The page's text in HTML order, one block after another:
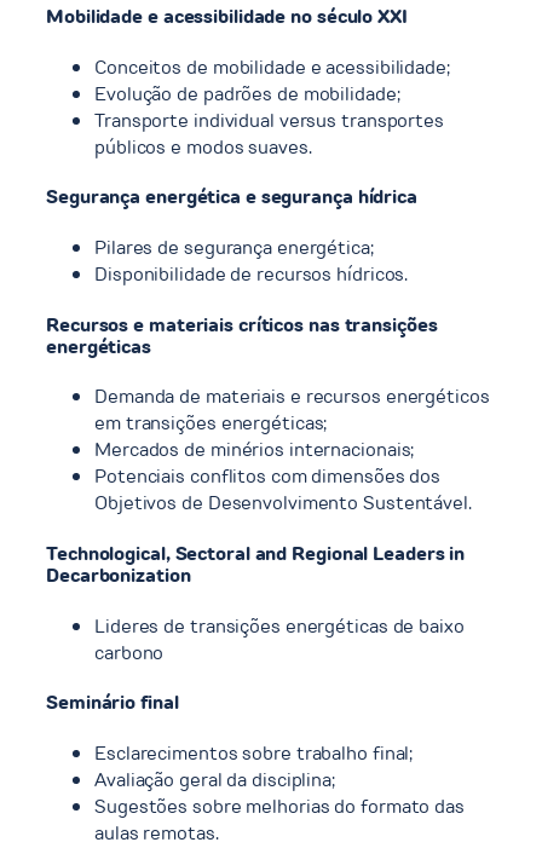
Mobilidade e acessibilidade no século XXI
Conceitos de mobilidade e acessibilidade;
Evolução de padrões de mobilidade;
Transporte individual versus transportes
públicos e modos suaves.
Segurança energética e segurança hídrica
Pilares de segurança energética;
Disponibilidade de recursos hídricos.
Recursos e materiais críticos nas transições
energéticas
Demanda de materiais e recursos energéticos
em transições energéticas;
Mercados de minérios internacionais;
Potenciais conflitos com dimensões dos
Objetivos de Desenvolvimento Sustentável.
Technological, Sectoral and Regional Leaders in
Decarbonization
Lideres de transições energéticas de baixo
carbono
Seminário final
Esclarecimentos sobre trabalho final;
Avaliação geral da disciplina;
Sugestões sobre melhorias do formato das
aulas remotas.